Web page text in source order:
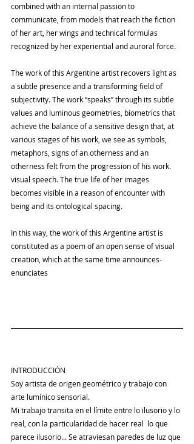
combined with an internal passion to
communicate, from models that reach the fiction
of her art, her wings and technical formulas
recognized by her experiential and auroral force.
The work of this Argentine artist recovers light as
a subtle presence and a transforming field of
subjectivity. The work “speaks” through its subtle
values ​​and luminous geometries, biometrics that
achieve the balance of a sensitive design that, at
various stages of his work, we see as symbols,
metaphors, signs of an otherness and an
otherness felt from the progression of his work.
visual speech. The true life of her images
becomes visible in a reason of encounter with
being and its ontological spacing.
In this way, the work of this Argentine artist is
constituted as a poem of an open sense of visual
creation, which at the same time announces-
enunciates
INTRODUCCIÓN
Soy artista de origen geométrico y trabajo con
arte lumínico sensorial.
Mi trabajo transita en el límite entre lo ilusorio y lo
real, con la particularidad de hacer real  lo que
parece ilusorio... Se atraviesan paredes de luz que